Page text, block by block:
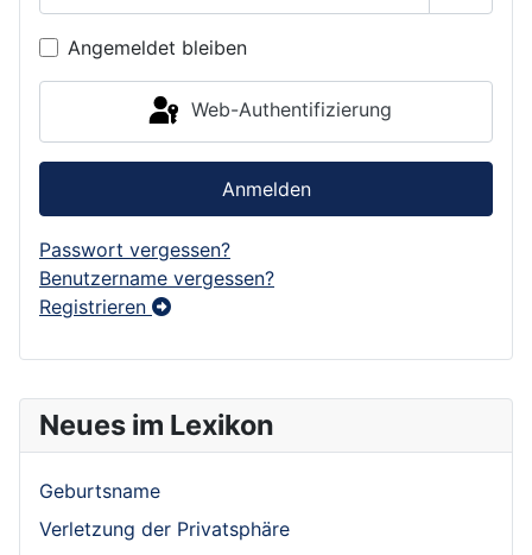
Neues im Lexikon
Geburtsname
Verletzung der Privatsphäre
Angemeldet bleiben
Web-Authentifizierung
Anmelden
Passwort vergessen?
Benutzername vergessen?
Registrieren